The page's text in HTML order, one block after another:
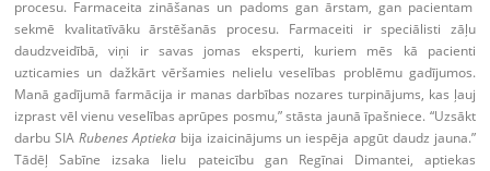
procesu. Farmaceita zināšanas un padoms gan ārstam, gan pacientam
sekmē kvalitatīvāku ārstēšanās procesu. Farmaceiti ir speciālisti zāļu
daudzveidībā, viņi ir savas jomas eksperti, kuriem mēs kā pacienti
uzticamies un dažkārt vēršamies nelielu veselības problēmu gadījumos.
Manā gadījumā farmācija ir manas darbības nozares turpinājums, kas ļauj
izprast vēl vienu veselības aprūpes posmu,” stāsta jaunā īpašniece. “Uzsākt
darbu SIA Rubenes Aptiekabija izaicinājums un iespēja apgūt daudz jauna.”
Tādēļ Sabīne izsaka lielu pateicību gan Regīnai Dimantei, aptiekas